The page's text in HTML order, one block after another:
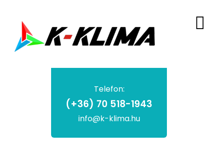
Telefon:
(+36) 70 518-1943
info@k-klima.hu